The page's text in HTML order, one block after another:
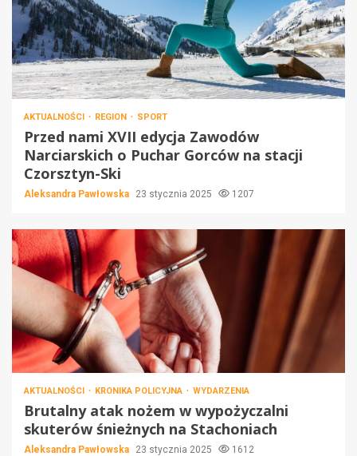
AKTUALNOŚCI REGION SPORT
Przed nami XVII edycja Zawodów
Narciarskich o Puchar Gorców na stacji
Czorsztyn-Ski
Aleksandra Pawłowska 23 stycznia 2025 1207
AKTUALNOŚCI KRONIKA POLICYJNA WYDARZENIA
Brutalny atak nożem w wypożyczalni
skuterów śnieżnych na Stachoniach
Aleksandra Pawłowska 23 stycznia 2025 1612